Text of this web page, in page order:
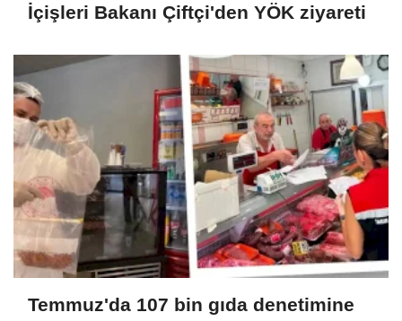
İçişleri Bakanı Çiftçi'den YÖK ziyareti
Temmuz'da 107 bin gıda denetimine